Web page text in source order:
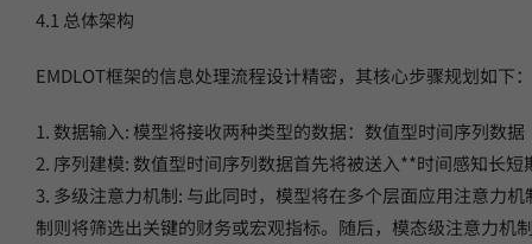
4.1 总体架构
EMDLOT框架的信息处理流程设计精密，其核心步骤规划如下：
1. 数据输入: 模型将接收两种类型的数据：数值型时间序列数
2. 序列建模: 数值型时间序列数据首先将被送入**时间感知长
3. 多级注意力机制: 与此同时，模型将在多个层面应用注意力
制则将筛选出关键的财务或宏观指标。随后，模态级注意力